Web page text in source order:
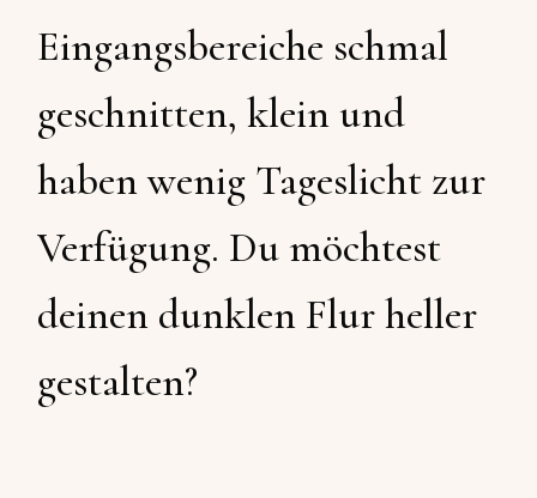
Eingangsbereiche schmal
geschnitten, klein und
haben wenig Tageslicht zur
Verfügung. Du möchtest
deinen dunklen Flur heller
gestalten?